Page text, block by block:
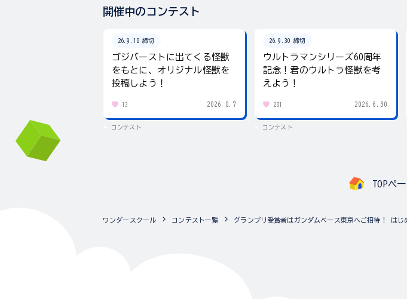
開催中のコンテスト
26.9.18 締切
ゴジバーストに出てくる怪獣
をもとに、オリジナル怪獣を
投稿しよう！
13 2026.8.7
コンテスト
26.9.30 締切
ウルトラマンシリーズ60周年
記念！君のウルトラ怪獣を考
えよう！
281 2026.6.30
コンテスト
TOPペ
ワンダースクール コンテスト一覧 グランプリ受賞者はガンダムベース東京へご招待！ は